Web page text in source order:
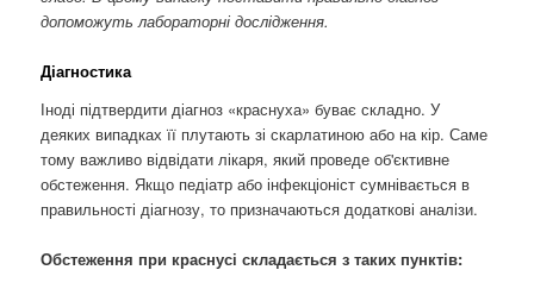
допоможуть лабораторні дослідження.
Діагностика
Іноді підтвердити діагноз «краснуха» буває складно. У
деяких випадках її плутають зі скарлатиною або на кір. Саме
тому важливо відвідати лікаря, який проведе об'єктивне
обстеження. Якщо педіатр або інфекціоніст сумнівається в
правильності діагнозу, то призначаються додаткові аналізи.
Обстеження при краснусі складається з таких пунктів: